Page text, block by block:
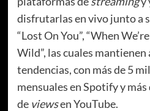
disfrutarlas en vivo junto a
“Lost On You”, “When
Wild”, las cuales mantienen
tendencias, con más de 5
mensuales en Spotify y
de viewsen YouTube.